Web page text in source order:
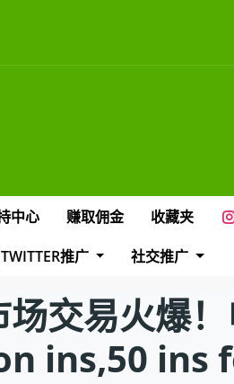
中心 赚取佣金 收藏夹
TWITTER推广 社交推广
交易火爆
ins,50 ins